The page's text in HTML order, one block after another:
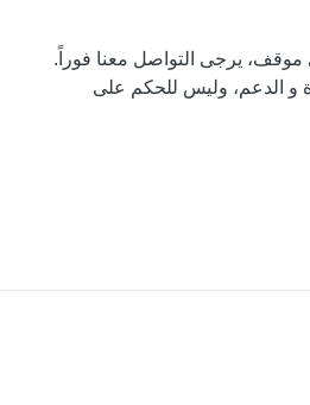
موقف، يرجى التواصل معنا فوراً.
و الدعم، وليس للحكم على